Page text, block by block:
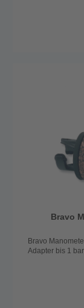
Bravo
Bravo
Adapter bis 1